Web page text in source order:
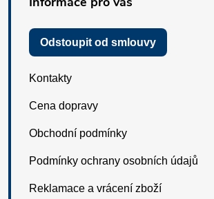
Odstoupit od smlouvy
Kontakty
Cena dopravy
Obchodní podmínky
Podmínky ochrany osobních údajů
Reklamace a vrácení zboží